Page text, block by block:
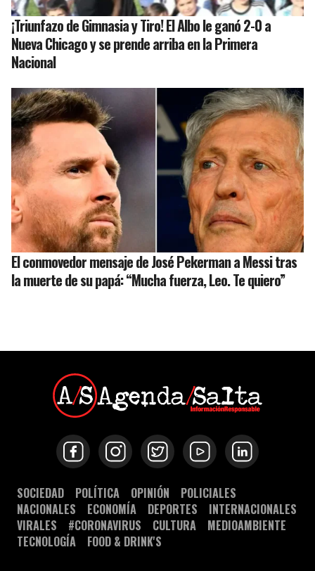
¡Triunfazo de Gimnasia y Tiro! El Albo le ganó 2-0 a
Nueva Chicago y se prende arriba en la Primera
Nacional
El conmovedor mensaje de José Pekerman a Messi tras
la muerte de su papá: “Mucha fuerza, Leo. Te quiero”
SOCIEDAD POLÍTICA OPINIÓN
POLICIALES
NACIONALES
ECONOMÍA DEPORTES
INTERNACIONALES
VIRALES
#CORONAVIRUS CULTURA
MEDIOAMBIENTE
TECNOLOGÍA
FOOD & DRINK'S